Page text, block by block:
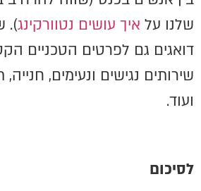
שלנו על איך עושים נטוורקינג).
דואגים גם לפרטים הטכניים
שירותים נגישים ונעימים,
ועוד.
לסיכום